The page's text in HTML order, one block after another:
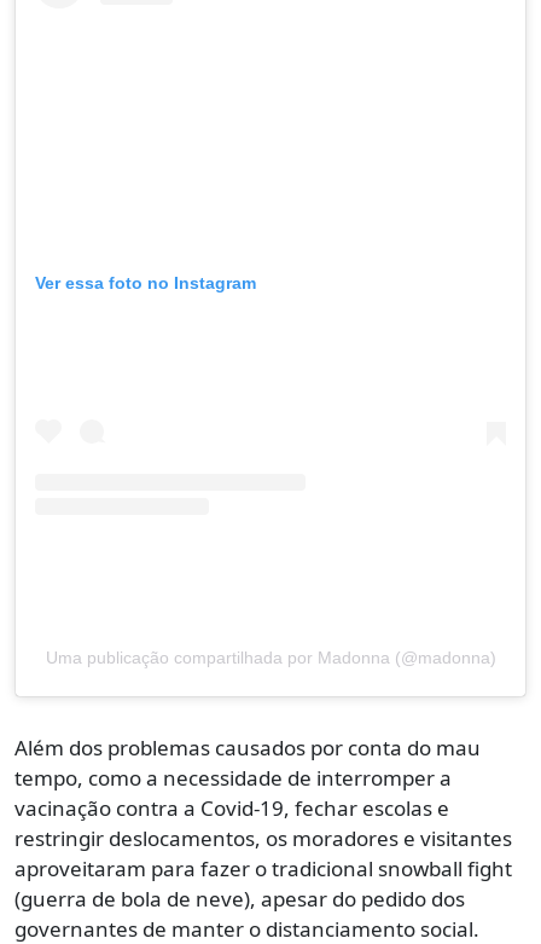
Ver essa foto no Instagram
Uma publicação compartilhada por Madonna (@madonna)
Além dos problemas causados por conta do mau
tempo, como a necessidade de interromper a
vacinação contra a Covid-19, fechar escolas e
restringir deslocamentos, os moradores e visitantes
aproveitaram para fazer o tradicional snowball fight
(guerra de bola de neve), apesar do pedido dos
governantes de manter o distanciamento social.